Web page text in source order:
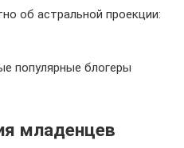
об астральной проекции:
популярные блогеры
младенцев